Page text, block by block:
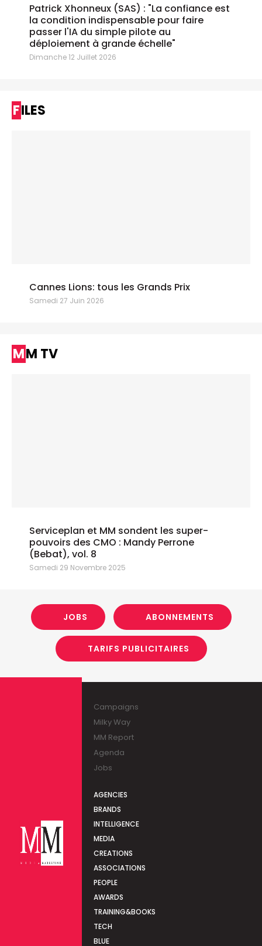
Patrick Xhonneux (SAS) : "La confiance est
la condition indispensable pour faire
passer l'IA du simple pilote au
déploiement à grande échelle"
Dimanche 12 Juillet 2026
FILES
Cannes Lions: tous les Grands Prix
Samedi 27 Juin 2026
MM TV
Serviceplan et MM sondent les super-
pouvoirs des CMO : Mandy Perrone
(Bebat), vol. 8
Samedi 29 Novembre 2025
JOBS ABONNEMENTS
TARIFS PUBLICITAIRES
Campaigns
Milky Way
MM Report
Agenda
Jobs
AGENCIES
BRANDS
INTELLIGENCE
MEDIA
CREATIONS
ASSOCIATIONS
PEOPLE
AWARDS
TRAINING&BOOKS
TECH
BLUE